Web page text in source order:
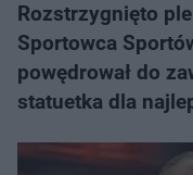
Rozstrzygnięto
Sportowca
powędrował do
statuetka dla